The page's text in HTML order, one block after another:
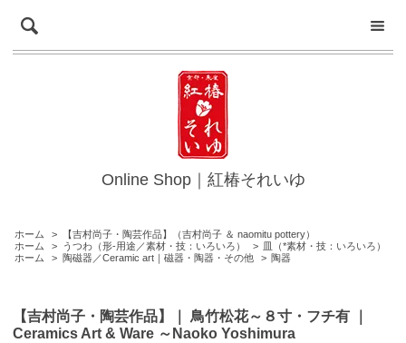
Online Shop｜紅椿それいゆ
ホーム >
【吉村尚子・陶芸作品】（吉村尚子 ＆ naomitu pottery）
ホーム
> うつわ（形-用途／素材・技：いろいろ） > 皿（*素材・技：いろいろ）
ホーム
> 陶磁器／Ceramic art｜磁器・陶器・その他 > 陶器
【吉村尚子・陶芸作品】｜ 鳥竹松花～８寸・フチ有 ｜
Ceramics Art & Ware ～Naoko Yoshimura